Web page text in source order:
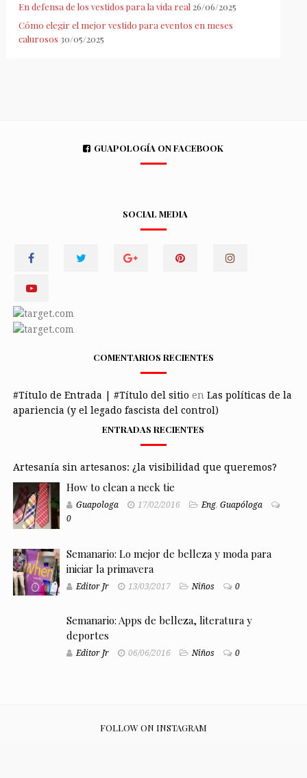
En defensa de los vestidos para la vida real 26/06/2025
Cómo elegir el mejor vestido para eventos en meses
calurosos 30/05/2025
GUAPOLOGÍA ON FACEBOOK
SOCIAL MEDIA
COMENTARIOS RECIENTES
#Título de Entrada | #Título del sitio en Las políticas de la
apariencia (y el legado fascista del control)
ENTRADAS RECIENTES
Artesanía sin artesanos: ¿la visibilidad que queremos?
How to clean a neck tie
Guapologa 17/02/2016 Eng, Guapóloga
0
Semanario: Lo mejor de belleza y moda para
iniciar la primavera
Editor Jr 13/03/2017 Niños 0
Semanario: Apps de belleza, literatura y
deportes
Editor Jr 06/06/2016 Niños 0
FOLLOW ON INSTAGRAM